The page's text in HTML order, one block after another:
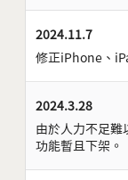
2024.11.7
修正iPhone、
2024.3.28
由於人力不足
功能暫且下架。